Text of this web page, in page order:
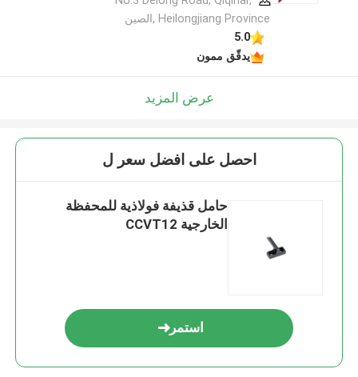
Heilongjiang Province ,الصين
5.0
يدقّق ممون
عرض المزيد
احصل على افضل سعر ل
حامل قذيفة فولاذية للمحفظة
الخارجية CCVT12
استمر